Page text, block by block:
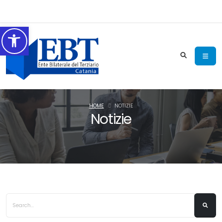
Notizie
HOME NOTIZIE
Accessibilità